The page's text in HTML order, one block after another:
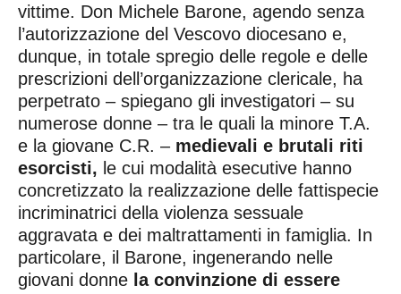
vittime. Don Michele Barone, agendo senza
l’autorizzazione del Vescovo diocesano e,
dunque, in totale spregio delle regole e delle
prescrizioni dell’organizzazione clericale, ha
perpetrato – spiegano gli investigatori – su
numerose donne – tra le quali la minore T.A.
e la giovane C.R. –medievali e brutali riti
esorcisti, le cui modalità esecutive hanno
concretizzato la realizzazione delle fattispecie
incriminatrici della violenza sessuale
aggravata e dei maltrattamenti in famiglia. In
particolare, il Barone, ingenerando nelle
giovani donne la convinzione di essere